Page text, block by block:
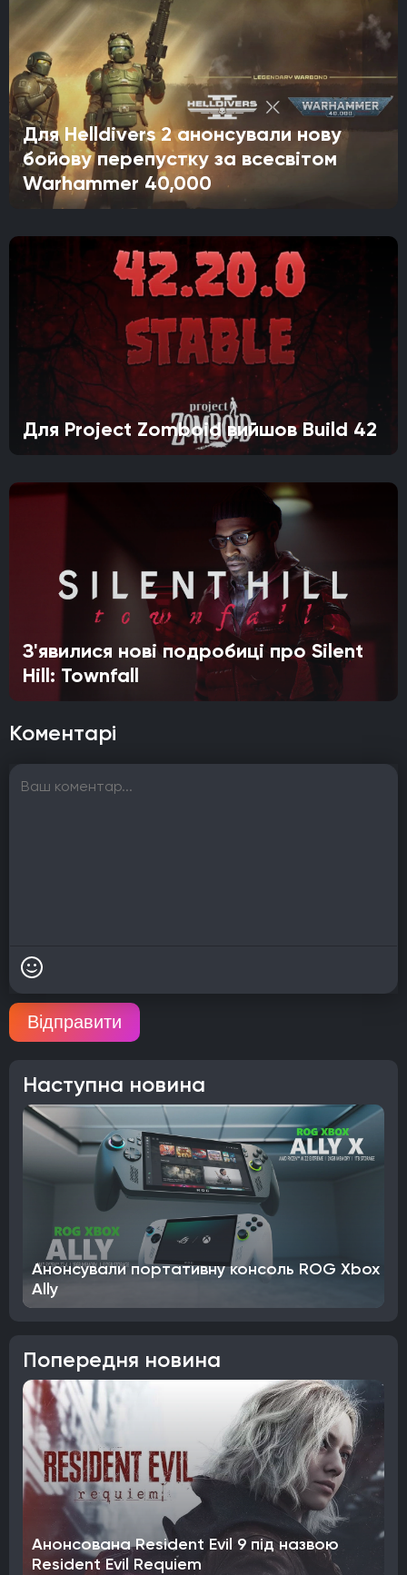
Для Helldivers 2 анонсували нову
бойову перепустку за всесвітом
Warhammer 40,000
Для Project Zomboid вийшов Build 42
З'явилися нові подробиці про Silent
Hill: Townfall
Коментарі
Відправити
Наступна новина
Анонсували портативну консоль ROG Xbox
Ally
Попередня новина
Анонсована Resident Evil 9 під назвою
Resident Evil Requiem